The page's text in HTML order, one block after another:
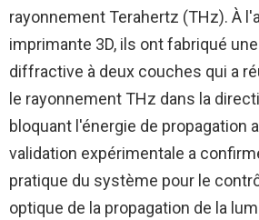
rayonnement Terahertz (THz). À
imprimante 3D, ils ont fabriqué
diffractive à deux couches qui a
le rayonnement THz dans la
bloquant l'énergie de propagation
validation expérimentale a
pratique du système pour le
optique de la propagation de la